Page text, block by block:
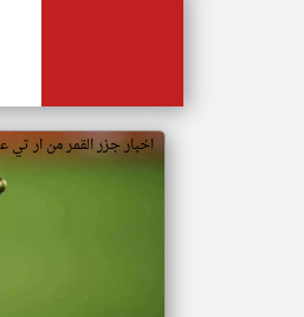
اخبار جزر القمر من ار تي